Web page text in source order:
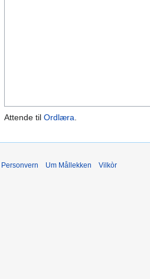
Attende til Ordlæra.
Personvern Um Mållekken Vilkòr